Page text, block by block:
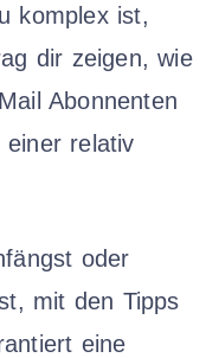
komplex ist,
dir zeigen, wie
Abonnenten
einer relativ
oder
mit den Tipps
eine